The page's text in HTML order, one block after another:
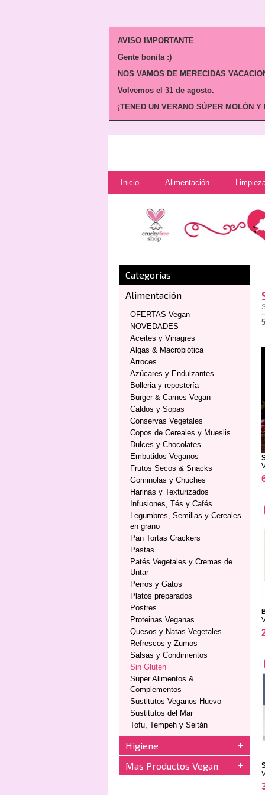
AVISO IMPORTANTE
Gente bonita :)
NOS VAMOS DE MERECIDAS
Volvemos el 31 de agosto.
¡TENED UN VERANO SÚPER MOLÓN
Inicio Alimentación
Categorías
Alimentación
OFERTAS Vegan
NOVEDADES
Aceites y Vinagres
Algas & Macrobiótica
Arroces
Azúcares y Endulzantes
Bolleria y repostería
Burger & Carnes Vegan
Caldos y Sopas
Conservas Vegetales
Copos de Cereales y Mueslis
Dulces y Chocolates
Embutidos Veganos
Frutos Secos & Snacks
Gominolas y Chuches
Harinas y Texturizados
Infusiones, Tés y Cafés
Legumbres, Semillas y Cereales
en grano
Pan Tortas Crackers
Pastas
Patés Vegetales y Cremas de
Untar
Perros y Gatos
Platos preparados
Postres
Proteinas Veganas
Quesos y Natas Vegetales
Refrescos y Zumos
Salsas y Condimentos
Sin Gluten
Super Alimentos &
Complementos
Sustitutos Veganos Huevo
Sustitutos del Mar
Tofu, Tempeh y Seitán
Higiene
Mas Productos Vegan